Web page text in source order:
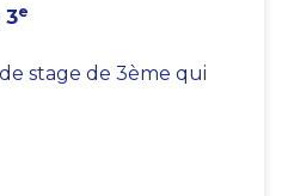
3e
stage de 3ème qui